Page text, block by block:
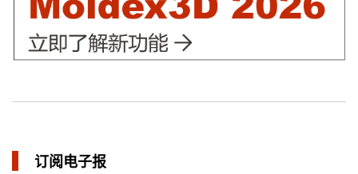
订阅电子报